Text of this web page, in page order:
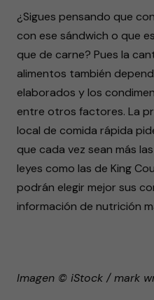
¿Sigues pensando que
con ese sándwich o que
que de carne? Pues la
alimentos también
elaborados y los
entre otros factores. La
local de comida rápida
que cada vez sean más
leyes como las de King
podrán elegir mejor sus
información de nutrición
Imagen © iStock / mark